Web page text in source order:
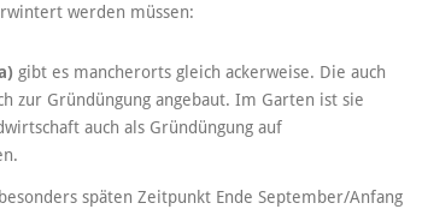
werden müssen:
gibt es mancherorts gleich ackerweise. Die auch
zur Gründüngung angebaut. Im Garten ist sie
auch als Gründüngung auf
späten Zeitpunkt Ende September/Anfang